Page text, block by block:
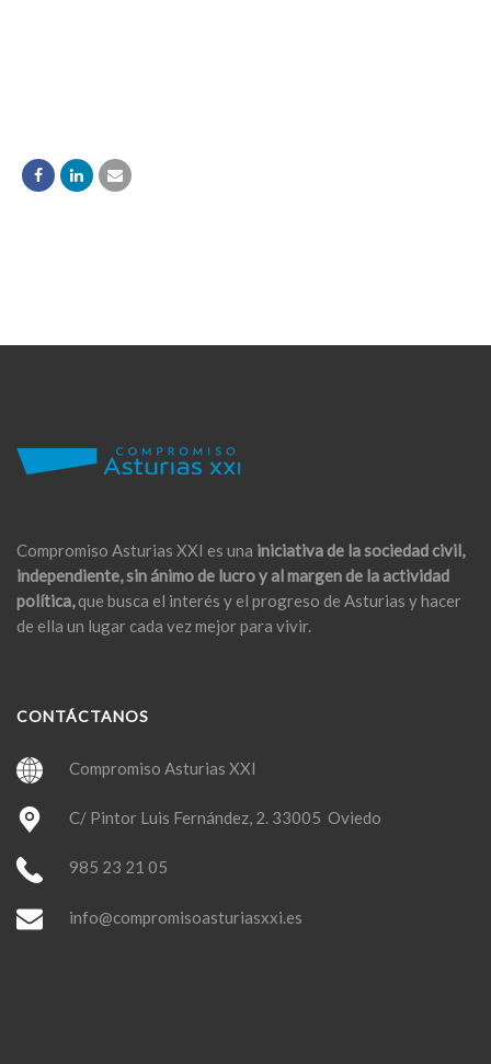
Compromiso Asturias XXI es una iniciativa de la sociedad civil,
independiente, sin ánimo de lucro y al margen de la actividad
política,que busca el interés y el progreso de Asturias y hacer
de ella un lugar cada vez mejor para vivir.
CONTÁCTANOS
Compromiso Asturias XXI
C/ Pintor Luis Fernández, 2. 33005 Oviedo
985 23 21 05
info@compromisoasturiasxxi.es